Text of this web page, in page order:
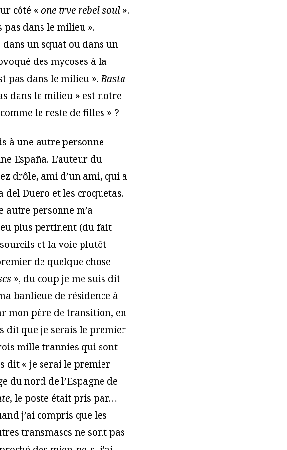
côté « one trve rebel soul ».
pas dans le milieu ».
un squat ou dans un
des mycoses à la
pas dans le milieu ».Basta
dans le milieu » est notre
le reste de filles » ?
à une autre personne
España. L’auteur du
drôle, ami d’un ami, qui a
Duero et les croquetas.
autre personne m’a
plus pertinent (du fait
et la voie plutôt
de quelque chose
», du coup je me suis dit
banlieue de résidence à
mon père de transition, en
dit que je serais le premier
mille trannies qui sont
dit « je serai le premier
du nord de l’Espagne de
, le poste était pris par…
j’ai compris que les
transmascs ne sont pas